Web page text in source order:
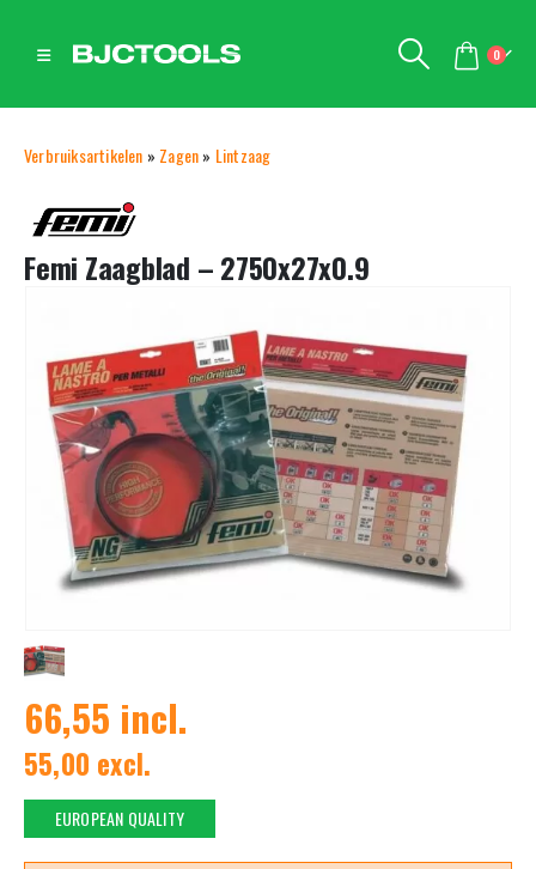
0
Verbruiksartikelen » Zagen» Lintzaag
Femi Zaagblad – 2750x27x0.9
66,55 incl.
55,00 excl.
EUROPEAN QUALITY